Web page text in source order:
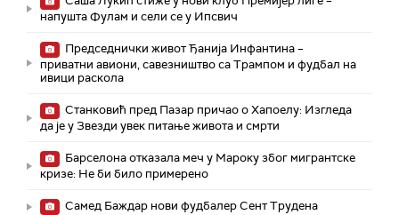
напушта Фулам и сели се у Ипсвич
Председнички живот Ђанија Инфантина –
приватни авиони, савезништво са Трампом и фудбал на
ивици раскола
Станковић пред Пазар причао о Хапоелу: Изгледа
да је у Звезди увек питање живота и смрти
Барселона отказала меч у Мароку због мигрантске
кризе: Не би било примерено
Самед Баждар нови фудбалер Сент Трудена